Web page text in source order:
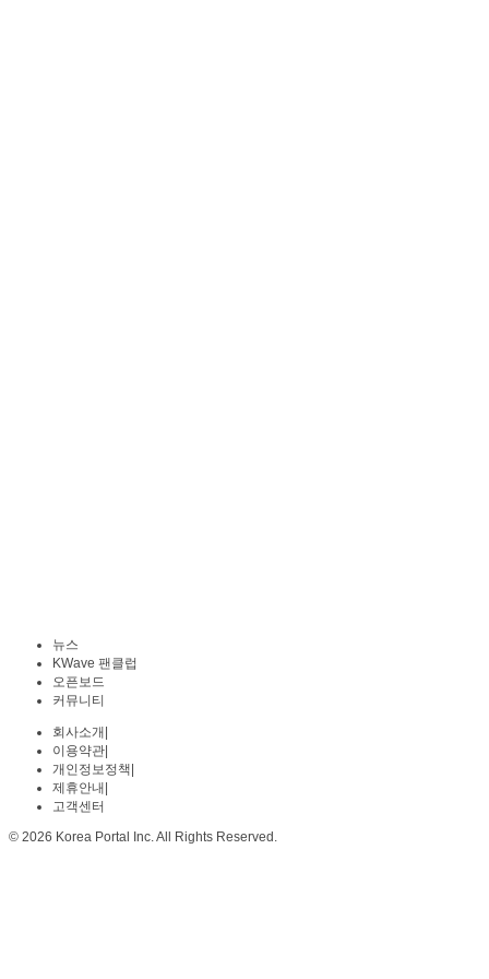
뉴스
KWave 팬클럽
오픈보드
커뮤니티
회사소개
이용약관
개인정보정책
제휴안내
고객센터
© 2026 Korea Portal Inc. All Rights Reserved.